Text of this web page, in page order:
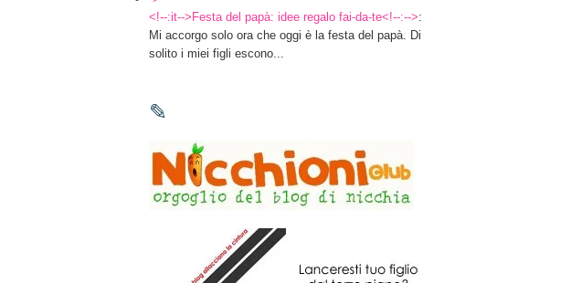
<!--:it-->Festa del papà: idee regalo fai-da-te<!--:-->:
Mi accorgo solo ora che oggi è la festa del papà. Di
solito i miei figli escono...
✎